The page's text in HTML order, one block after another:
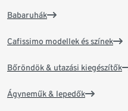
Babaruhák
Cafissimo modellek és színek
Bőröndök & utazási kiegészítők
Ágyneműk & lepedők